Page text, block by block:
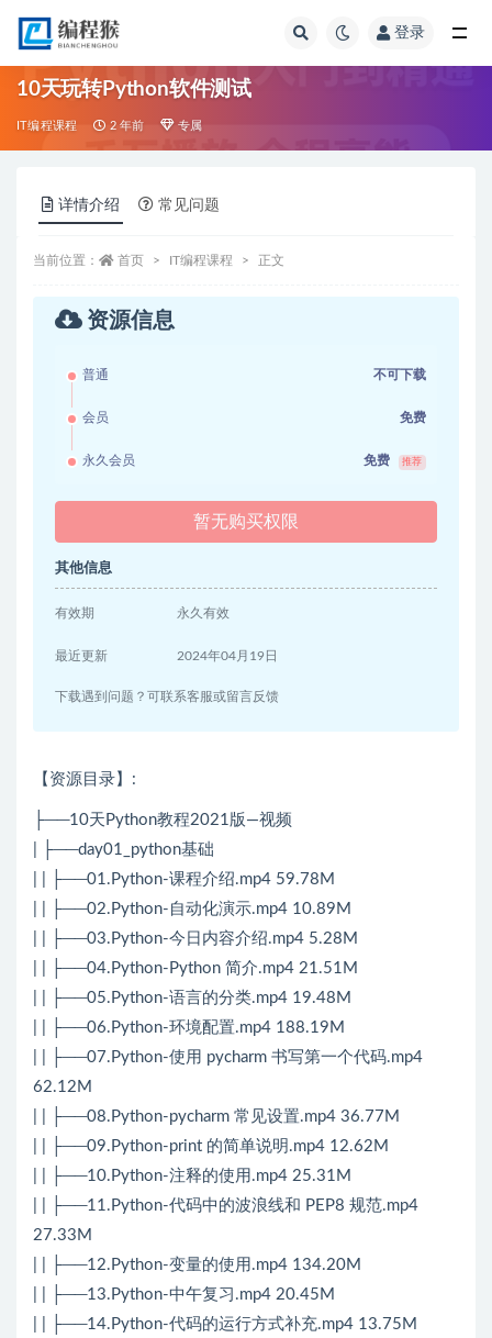
登录
10天玩转Python软件测试
IT编程课程 2 年前 专属
详情介绍 常见问题
当前位置： 首页 IT编程课程 正文
资源信息
普通 不可下载
会员 免费
永久会员 免费 推荐
暂无购买权限
其他信息
有效期 永久有效
最近更新 2024年04月19日
下载遇到问题？可联系客服或留言反馈
【资源目录】:
├──10天Python教程2021版—视频
| ├──day01_python基础
| | ├──01.Python-课程介绍.mp4 59.78M
| | ├──02.Python-自动化演示.mp4 10.89M
| | ├──03.Python-今日内容介绍.mp4 5.28M
| | ├──04.Python-Python 简介.mp4 21.51M
| | ├──05.Python-语言的分类.mp4 19.48M
| | ├──06.Python-环境配置.mp4 188.19M
| | ├──07.Python-使用 pycharm 书写第一个代码.mp4
62.12M
| | ├──08.Python-pycharm 常见设置.mp4 36.77M
| | ├──09.Python-print 的简单说明.mp4 12.62M
| | ├──10.Python-注释的使用.mp4 25.31M
| | ├──11.Python-代码中的波浪线和 PEP8 规范.mp4
27.33M
| | ├──12.Python-变量的使用.mp4 134.20M
| | ├──13.Python-中午复习.mp4 20.45M
| | ├──14.Python-代码的运行方式补充.mp4 13.75M